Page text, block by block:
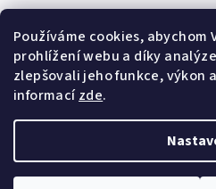
Používáme cookies, abychom
prohlížení webu a díky
zlepšovali jeho funkce, výkon
informacízde.
Copyright 2026Hošek Trade.
Upravit